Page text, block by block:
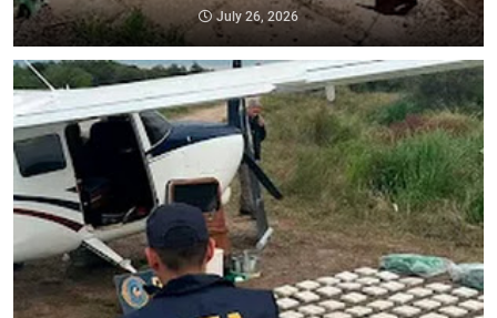
July 26, 2026